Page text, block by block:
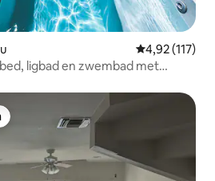
Gemiddelde
4,92 (117)
ligbad en zwembad met